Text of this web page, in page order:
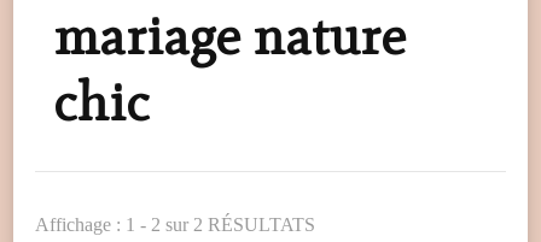
mariage nature
chic
Affichage : 1 - 2 sur 2 RÉSULTATS